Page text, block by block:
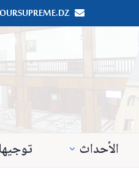


الأحداث